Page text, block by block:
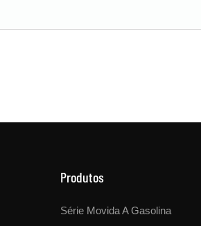
Produtos
Série Movida A Gasolina